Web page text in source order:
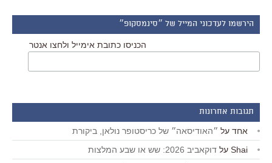
הירשמו לעדכוני המייל של ״סינמסקופ״
הכניסו כתובת אימייל ולחצו אנטר
תגובות אחרונות
אחד על ״האודיסאה״ של כריסטופר נולאן, ביקורת
Shai על דוקאביב 2026: שש או שבע המלצות